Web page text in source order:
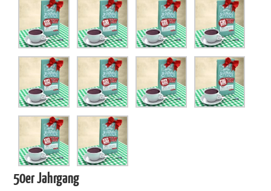
50er Jahrgang